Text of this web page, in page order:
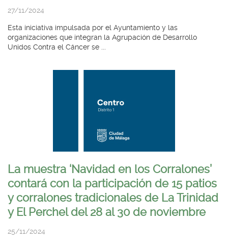
27/11/2024
Esta iniciativa impulsada por el Ayuntamiento y las
organizaciones que integran la Agrupación de Desarrollo
Unidos Contra el Cáncer se ...
La muestra ‘Navidad en los Corralones’
contará con la participación de 15 patios
y corralones tradicionales de La Trinidad
y El Perchel del 28 al 30 de noviembre
25/11/2024